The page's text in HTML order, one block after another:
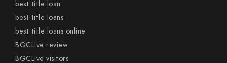
best title loan
best title loans
best title loans online
BGCLive review
BGCLive visitors